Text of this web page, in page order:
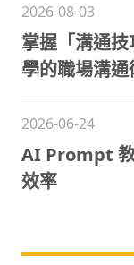
2026-08-03
掌握「溝通
學的職場溝通
2026-06-24
AI Prompt 教
效率